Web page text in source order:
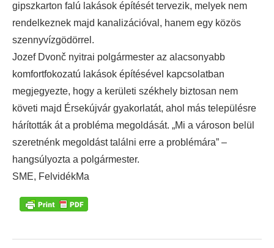
gipszkarton falú lakások építését tervezik, melyek nem
rendelkeznek majd kanalizációval, hanem egy közös
szennyvízgödörrel.
Jozef Dvonč nyitrai polgármester az alacsonyabb
komfortfokozatú lakások építésével kapcsolatban
megjegyezte, hogy a kerületi székhely biztosan nem
követi majd Érsekújvár gyakorlatát, ahol más településre
hárították át a probléma megoldását. „Mi a városon belül
szeretnénk megoldást találni erre a problémára” –
hangsúlyozta a polgármester.
SME, FelvidékMa